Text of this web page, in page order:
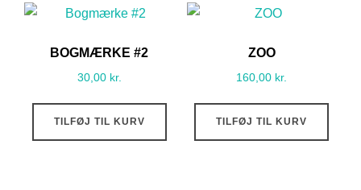
BOGMÆRKE #2
30,00 kr.
TILFØJ TIL KURV
ZOO
160,00 kr.
TILFØJ TIL KURV